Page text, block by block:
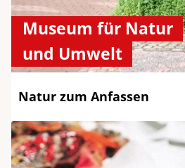
Museum für Natur
und Umwelt
Natur zum Anfassen